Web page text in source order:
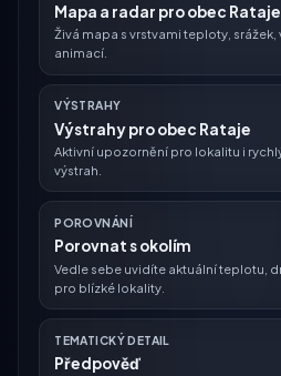
Mapa a radar pro obec Rataje
Živá mapa s vrstvami teploty,
animací.
VÝSTRAHY
Výstrahy pro obec Rataje
Aktivní upozornění pro lokalitu i
výstrah.
POROVNÁNÍ
Porovnat s okolím
Vedle sebe uvidíte aktuální teplotu,
pro blízké lokality.
TEMATICKÝ DETAIL
Předpověď